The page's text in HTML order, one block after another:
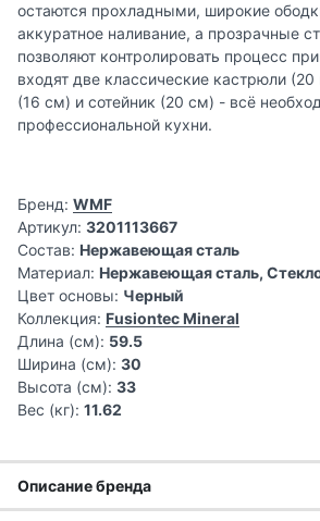
остаются прохладными, широкие
аккуратное наливание, а прозрачные
позволяют контролировать процесс
входят две классические кастрюли
(16 см) и сотейник (20 см) - всё
профессиональной кухни.
Бренд: WMF
Артикул: 3201113667
Состав: Нержавеющая сталь
Материал: Нержавеющая сталь,
Цвет основы: Черный
Коллекция: Fusiontec Mineral
Длина (см): 59.5
Ширина (см): 30
Высота (см): 33
Вес (кг): 11.62
Описание бренда